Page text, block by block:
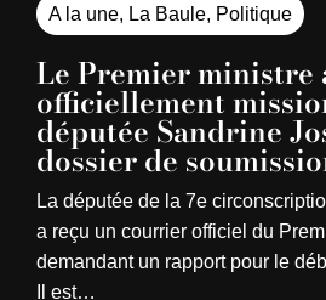
A la une, La Baule, Politique
Le Premier ministre
officiellement
députée Sandrine
dossier de
La députée de la 7e
a reçu un courrier officiel du
demandant un rapport pour le
Il est…